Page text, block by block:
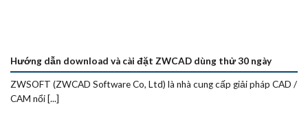
Hướng dẫn download và cài đặt ZWCAD dùng thử 30 ngày
ZWSOFT (ZWCAD Software Co, Ltd) là nhà cung cấp giải pháp CAD /
CAM nổi [...]